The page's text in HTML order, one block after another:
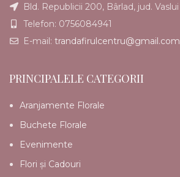
Bld. Republicii 200, Bârlad, jud. Vaslui
Telefon: 0756084941
E-mail: trandafirulcentru@gmail.com
PRINCIPALELE CATEGORII
Aranjamente Florale
Buchete Florale
Evenimente
Flori și Cadouri